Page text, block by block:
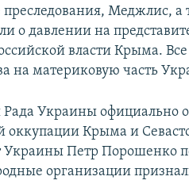
преследования, Меджлис,
о давлении на
власти Крыма.
на материковую часть
Рада Украины официально
Крыма и
Украины Петр Порошенко
организации